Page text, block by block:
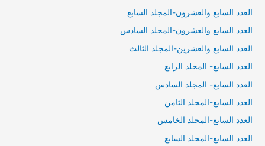
العدد السابع والعشرون-المجلد السابع
العدد السابع والعشرون-المجلد السادس
العدد السابع والعشرين-المجلد الثالث
العدد السابع- المجلد الرابع
العدد السابع- المجلد السادس
العدد السابع-المجلد الثامن
العدد السابع-المجلد الخامس
العدد السابع-المجلد السابع